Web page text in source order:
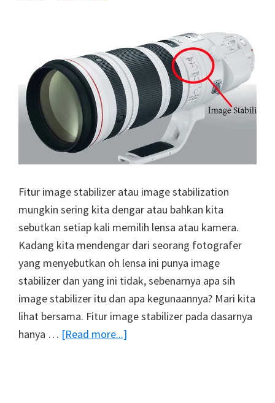
Fitur image stabilizer atau image stabilization
mungkin sering kita dengar atau bahkan kita
sebutkan setiap kali memilih lensa atau kamera.
Kadang kita mendengar dari seorang fotografer
yang menyebutkan oh lensa ini punya image
stabilizer dan yang ini tidak, sebenarnya apa sih
image stabilizer itu dan apa kegunaannya? Mari kita
lihat bersama. Fitur image stabilizer pada dasarnya
hanya … [Read more...]